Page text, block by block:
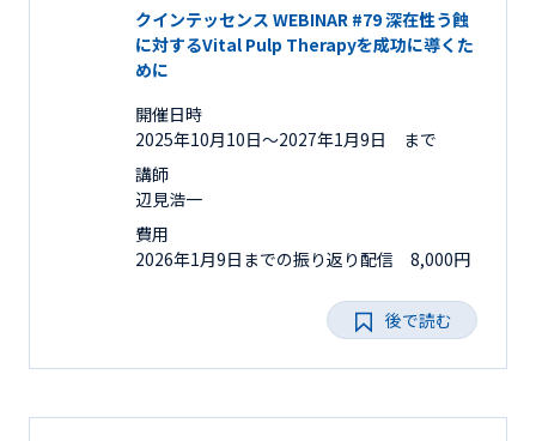
クインテッセンス WEBINAR #79 深在性う蝕
に対するVital Pulp Therapyを成功に導くた
めに
開催日時
2025年10月10日〜2027年1月9日 まで
講師
辺見浩一
費用
2026年1月9日までの振り返り配信 8,000円
後で読む